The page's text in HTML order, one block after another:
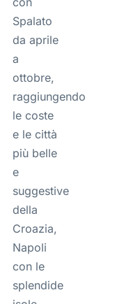
Spalato
da aprile
a
ottobre,
raggiungendo
le coste
e le città
più belle
e
suggestive
della
Croazia,
Napoli
con le
splendide